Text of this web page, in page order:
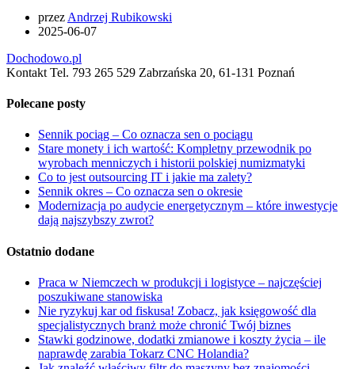
przez Andrzej Rubikowski
2025-06-07
Dochodowo.pl
Kontakt Tel. 793 265 529 Zabrzańska 20, 61-131 Poznań
Polecane posty
Sennik pociąg – Co oznacza sen o pociągu
Stare monety i ich wartość: Kompletny przewodnik po
wyrobach menniczych i historii polskiej numizmatyki
Co to jest outsourcing IT i jakie ma zalety?
Sennik okres – Co oznacza sen o okresie
Modernizacja po audycie energetycznym – które inwestycje
dają najszybszy zwrot?
Ostatnio dodane
Praca w Niemczech w produkcji i logistyce – najczęściej
poszukiwane stanowiska
Nie ryzykuj kar od fiskusa! Zobacz, jak księgowość dla
specjalistycznych branż może chronić Twój biznes
Stawki godzinowe, dodatki zmianowe i koszty życia – ile
naprawdę zarabia Tokarz CNC Holandia?